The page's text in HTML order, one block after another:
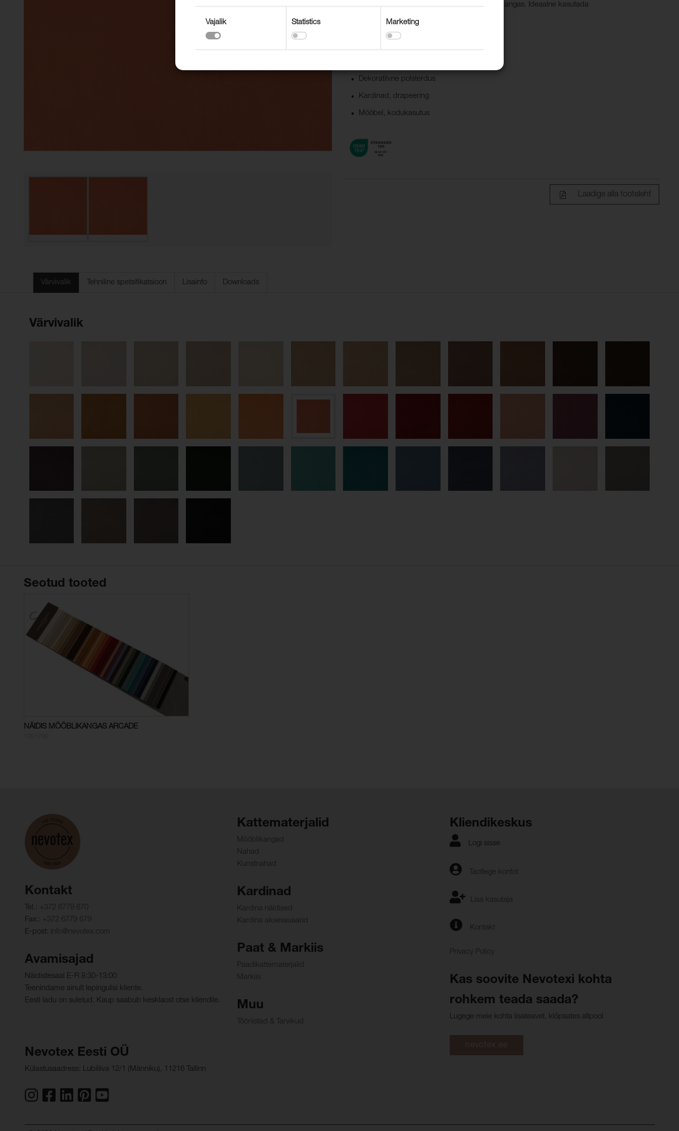
Arcade on sams naha imitatsiooniga mikrofiiber kangas. Ideaalne kasutada
kombineerituna naturaal- või kunstnahaga.
Dekoratiivne polsterdus
Kardinad, drapeering
Mööbel, kodukasutus
Laadige alla tooteleht
Värvivalik Tehniline spetsifikatsioon Lisainfo Downloads
Värvivalik
Seotud tooted
NÄIDIS MÖÖBLIKANGAS ARCADE
Kontakt
Tel.: +372 6779 670
Fax.: +372 6779 679
E-post: info@nevotex.com
Avamisajad
Näidistesaal E-R 8:30-13:00
Teenindame ainult lepingulisi kliente.
Eesti ladu on suletud. Kaup saabub kesklaost otse kliendile.
Nevotex Eesti OÜ
Külastusaadress: Lubiliiva 12/1 (Männiku), 11216 Tallinn
Kattematerjalid
Mööblikangad
Nahad
Kunstnahad
Kardinad
Kardina näidised
Kardina aksessuaarid
Paat & Markiis
Paadikattematerjalid
Markiis
Muu
Tööriistad & Tarvikud
Kliendikeskus
Logi sisse
Taotlege kontot
Lisa kasutaja
Kontakt
Privacy Policy
Kas soovite Nevotexi kohta
rohkem teada saada?
Lugege meie kohta lisateavet, klõpsates allpool
nevotex.ee
Vajalik Statistics Marketing